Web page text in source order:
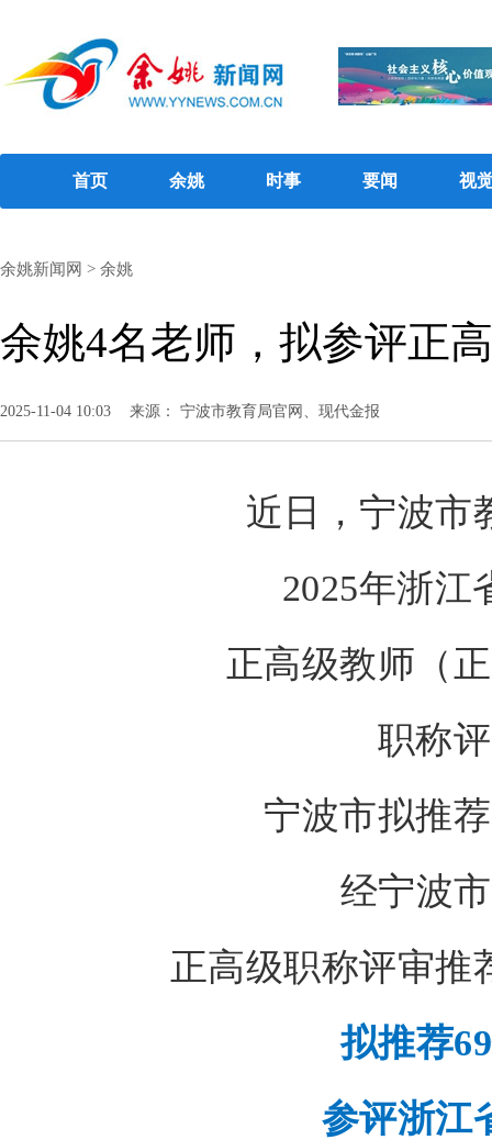
首页 余姚 时事 要闻 视
余姚新闻网 > 余姚
余姚4名老师，拟参评正
2025-11-04 10:03 来源： 宁波市教育局官网、现代金报
近日，宁波市
2025年浙江
正高级教师（
职称
宁波市拟推
经宁波
正高级职称评审推
拟推荐
参评浙江